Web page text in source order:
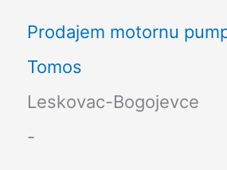
Prodajem motornu
Tomos
Leskovac-Bogojevce
-